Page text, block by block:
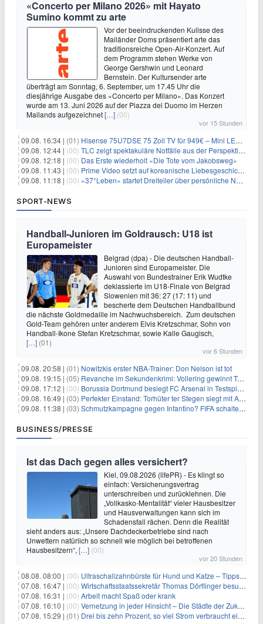
«Concerto per Milano 2026» mit Hayato
Sumino kommt zu arte
Vor der beeindruckenden Kulisse des
Mailänder Doms präsentiert arte das
traditionsreiche Open-Air-Konzert. Auf
dem Programm stehen Werke von
George Gershwin und Leonard
Bernstein. Der Kultursender arte
überträgt am Sonntag, 6. September, um 17.45 Uhr die
diesjährige Ausgabe des «Concerto per Milano». Das Konzert
wurde am 13. Juni 2026 auf der Piazza del Duomo im Herzen
Mailands aufgezeichnet[…] (00)
vor 15 Stunden
09.08. 16:34 | (01) Hisense 75U7DSE 75 Zoll TV für 949€ – Mini LED, 144Hz, 2026
09.08. 12:44 | (00) TLC zeigt spektakuläre Notfälle aus der Perspektive der Patienten
09.08. 12:18 | (00) Das Erste wiederholt «Die Tote vom Jakobsweg»
09.08. 11:43 | (00) Prime Video setzt auf koreanische Liebesgeschichte
09.08. 11:18 | (00) «37°Leben» startet Dreiteiler über persönliche Neuanfänge
SPORT-NEWS
Handball-Junioren im Goldrausch: U18 ist
Europameister
Belgrad (dpa) - Die deutschen Handball-
Junioren sind Europameister. Die
Auswahl von Bundestrainer Erik Wudtke
deklassierte im U18-Finale von Belgrad
Slowenien mit 36: 27 (17: 11) und
bescherte dem Deutschen Handballbund
die nächste Goldmedaille im Nachwuchsbereich. Zum deutschen
Gold-Team gehören unter anderem Elvis Kretzschmar, Sohn von
Handball-Ikone Stefan Kretzschmar, sowie Kalle Gaugisch,
[…] (01)
vor 6 Stunden
09.08. 20:58 | (01) Nowitzkis erster NBA-Trainer: Don Nelson ist tot
09.08. 19:15 | (05) Revanche im Sekundenkrimi: Vollering gewinnt Tour
09.08. 17:12 | (00) Borussia Dortmund besiegt FC Arsenal in Testspiel mit 3:2
09.08. 16:49 | (03) Perfekter Einstand: Torhüter ter Stegen siegt mit Ajax
09.08. 11:38 | (03) Schmutzkampagne gegen Infantino? FIFA schaltet auf Angriff
BUSINESS/PRESSE
Ist das Dach gegen alles versichert?
Kiel, 09.08.2026 (lifePR) - Es klingt so
einfach: Versicherungsvertrag
unterschreiben und zurücklehnen. Die
„Vollkasko-Mentalität“ vieler Hausbesitzer
und Hausverwaltungen kann sich im
Schadensfall rächen. Denn die Realität
sieht anders aus: „Unsere Dachdeckerbetriebe sind nach
Unwettern natürlich so schnell wie möglich bei betroffenen
Hausbesitzern“, […] (00)
vor 20 Stunden
08.08. 08:00 | (00) Ultraschallzahnbürste für Hund und Katze – Tipps zur erfolgreichen Eingewöhnung
07.08. 16:47 | (00) Wirtschaftsstaatssekretär Thomas Dörflinger besucht Handwerksbetrieb im Kammerbezirk Freiburg
07.08. 16:31 | (00) Arbeit macht Spaß oder krank
07.08. 16:10 | (00) Vernetzung in jeder Hinsicht – Die Städte der Zukunft sind grün-blau
07.08. 15:29 | (01) Drei bis zehn Prozent, so viel Strom verbraucht ein Aufzug im Gebäude